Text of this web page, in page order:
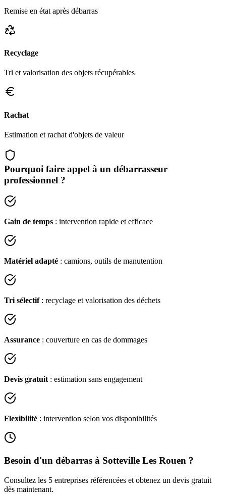
Remise en état après débarras
Recyclage
Tri et valorisation des objets récupérables
Rachat
Estimation et rachat d'objets de valeur
Pourquoi faire appel à un débarrasseur
professionnel ?
Gain de temps : intervention rapide et efficace
Matériel adapté : camions, outils de manutention
Tri sélectif: recyclage et valorisation des déchets
Assurance : couverture en cas de dommages
Devis gratuit : estimation sans engagement
Flexibilité : intervention selon vos disponibilités
Besoin d'un débarras à Sotteville Les Rouen ?
Consultez les 5 entreprises référencées et obtenez un devis gratuit
dès maintenant.